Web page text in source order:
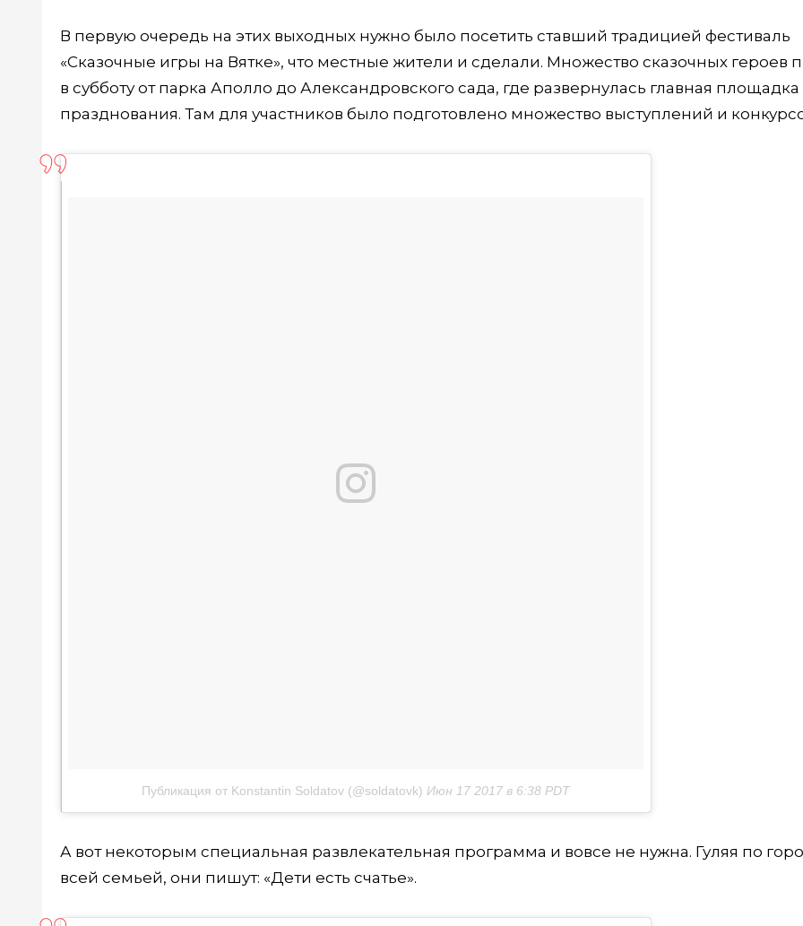
В первую очередь на этих выходных нужно было посетить ставший традицией фестиваль
«Сказочные игры на Вятке», что местные жители и сделали. Множество сказочных героев
в субботу от парка Аполло до Александровского сада, где развернулась главная
празднования. Там для участников было подготовлено множество выступлений и
Публикация от Konstantin Soldatov (@soldatovk) Июн 17 2017 в 6:38 PDT
А вот некоторым специальная развлекательная программа и вовсе не нужна. Гуляя по
всей семьей, они пишут: «Дети есть счатье».